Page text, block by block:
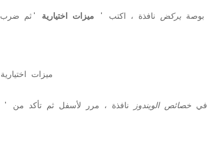
2 بوصة يركض نافذة ، اكتب ' ميزات اختيارية 'ثم ضرب
3. في خصائص الويندوز نافذة ، مرر لأسفل ثم تأكد من '